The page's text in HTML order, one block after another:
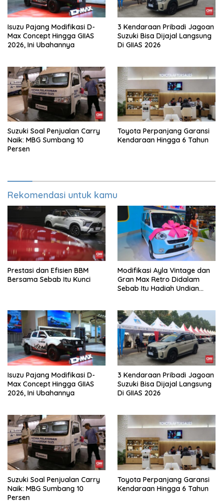
Isuzu Pajang Modifikasi D-
Max Concept Hingga GIIAS
2026, Ini Ubahannya
3 Kendaraan Pribadi Jagoan
Suzuki Bisa Dijajal Langsung
Di GIIAS 2026
Suzuki Soal Penjualan Carry
Naik: MBG Sumbang 10
Persen
Toyota Perpanjang Garansi
Kendaraan Hingga 6 Tahun
Rekomendasi untuk kamu
Prestasi dan Efisien BBM
Bersama Sebab Itu Kunci
Modifikasi Ayla Vintage dan
Gran Max Retro Didalam
Sebab Itu Hadiah Undian
Isuzu Pajang Modifikasi D-
Max Concept Hingga GIIAS
2026, Ini Ubahannya
3 Kendaraan Pribadi Jagoan
Suzuki Bisa Dijajal Langsung
Di GIIAS 2026
Suzuki Soal Penjualan Carry
Naik: MBG Sumbang 10
Persen
Toyota Perpanjang Garansi
Kendaraan Hingga 6 Tahun